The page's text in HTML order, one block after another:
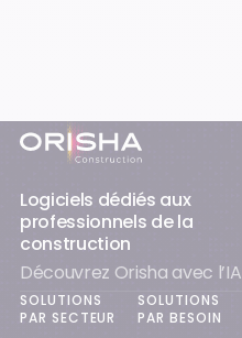
Pied-de-page
Logiciels dédiés aux
professionnels de la
construction
Découvrez Orisha avec l’IA
SOLUTIONS
PAR SECTEUR
SOLUTIONS
PAR BESOIN